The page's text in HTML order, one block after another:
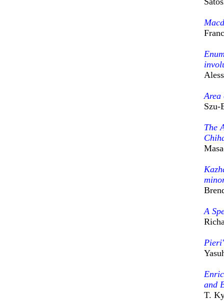
Area
Szu-
The
A
and
T.